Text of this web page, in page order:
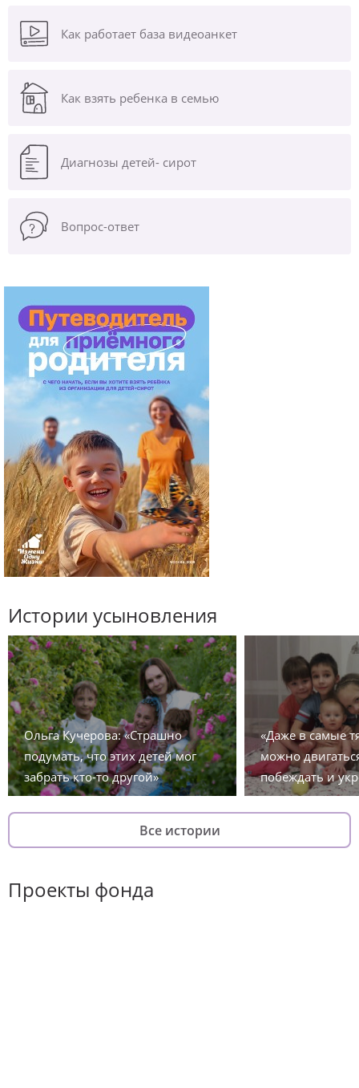
Как работает база видеоанкет
Как взять ребенка в семью
Диагнозы детей- сирот
Вопрос-ответ
Истории усыновления
Ольга Кучерова: «Страшно
подумать, что этих детей мог
забрать кто-то другой»
«Даже в самые
можно
побеждать и
Все истории
Проекты фонда